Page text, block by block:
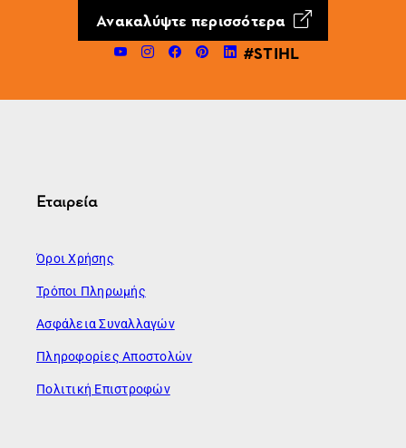
Ανακαλύψτε περισσότερα
#STIHL
Εταιρεία
Όροι Χρήσης
Τρόποι Πληρωμής
Ασφάλεια Συναλλαγών
Πληροφορίες Αποστολών
Πολιτική Επιστροφών